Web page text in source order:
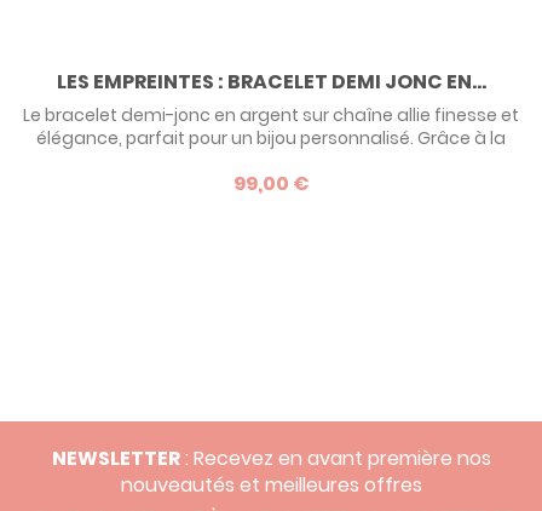
LES EMPREINTES : BRACELET DEMI JONC EN...
Le bracelet demi-jonc en argent sur chaîne allie finesse et
élégance, parfait pour un bijou personnalisé. Grâce à la
devient un accessoire unique chargé d’émotion. Ce
99,00 €
NEWSLETTER: Recevez en avant première nos
nouveautés et meilleures offres